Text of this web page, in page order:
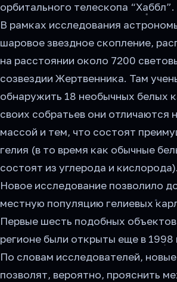
орбитального телескопа “Хаббл”.
В рамках исследования
шаровое звездное скопление,
на расстоянии около 7200
созвездии Жертвенника. Там
обнаружить 18 необычных белых
своих собратьев они отличаются
массой и тем, что состоят
гелия (в то время как обычные
состоят из углерода и кислорода).
Новое исследование позволило
местную популяцию гелиевых
Первые шесть подобных
регионе были открыты еще в 1998
По словам исследователей,
позволят, вероятно, прояснить